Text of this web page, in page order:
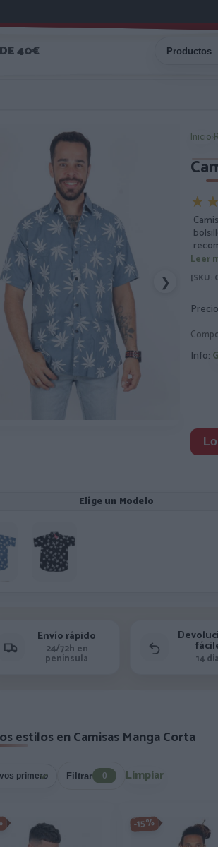
40€
❯
Inicio
Leer
[SKU:
Info:
Elige un Modelo
Envío rápido
24/72h en
península 14
estilos en Camisas Manga Corta
Filtrar 0 Limpiar
-15%